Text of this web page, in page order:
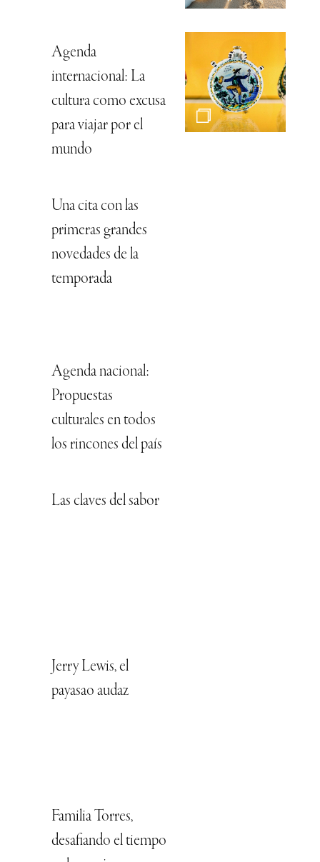
Agenda
internacional: La
cultura como excusa
para viajar por el
mundo
Una cita con las
primeras grandes
novedades de la
temporada
Agenda nacional:
Propuestas
culturales en todos
los rincones del país
Las claves del sabor
Jerry Lewis, el
payasao audaz
Familia Torres,
desafiando el tiempo